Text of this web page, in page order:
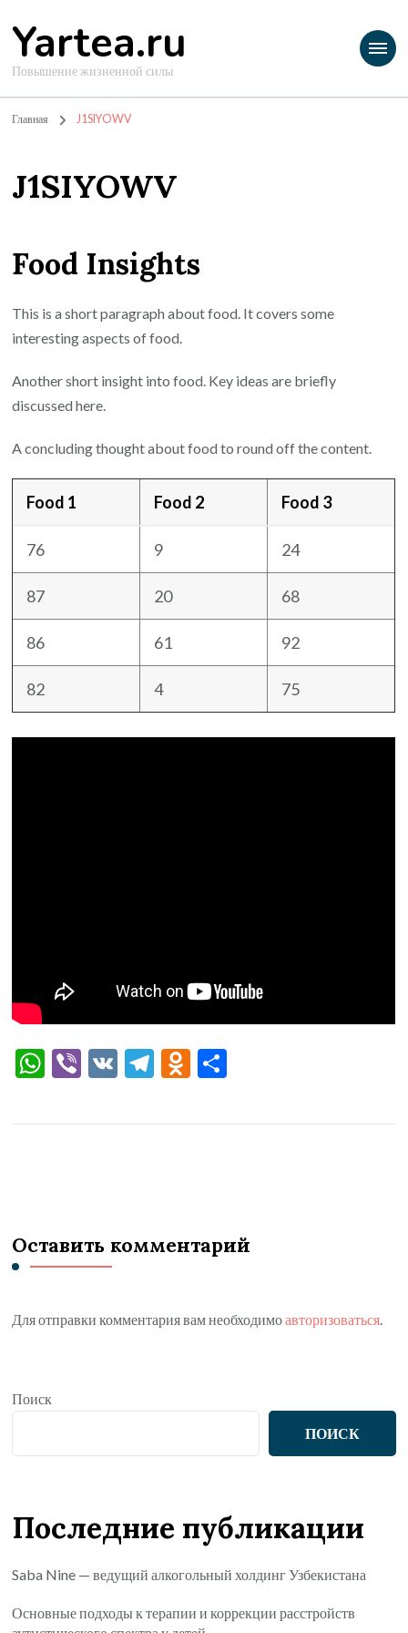
Yartea.ru
Повышение жизненной силы
Главная J1SIYOWV
J1SIYOWV
Food Insights
This is a short paragraph about food. It covers some
interesting aspects of food.
Another short insight into food. Key ideas are briefly
discussed here.
A concluding thought about food to round off the content.
Food 1 Food 2 Food 3
76 9 24
87 20 68
86 61 92
82 4 75
WhatsApp
Viber
VK Telegram
Odnoklassniki
Оставить комментарий
Для отправки комментария вам необходимоавторизоваться.
Поиск
ПОИСК
Последние публикации
Saba Nine — ведущий алкогольный холдинг Узбекистана
Основные подходы к терапии и коррекции расстройств